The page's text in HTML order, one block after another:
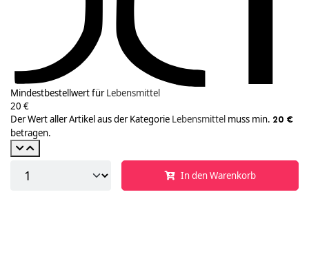
Mindestbestellwert fürLebensmittel
20 €
Der Wert aller Artikel aus der Kategorie Lebensmittel muss min. 20 €
betragen.
In den Warenkorb